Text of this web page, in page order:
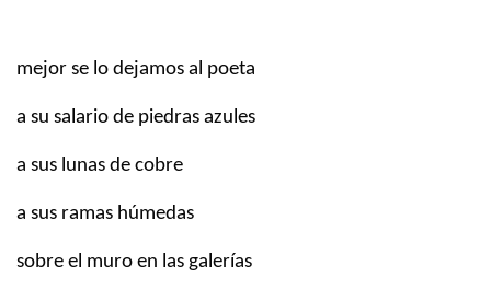
mejor se lo dejamos al poeta
a su salario de piedras azules
a sus lunas de cobre
a sus ramas húmedas
sobre el muro en las galerías